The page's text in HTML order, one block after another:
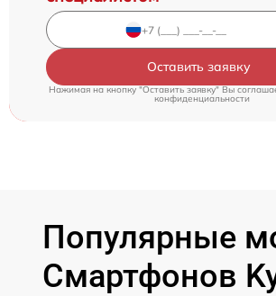
Оставить заявку
Нажимая на кнопку "Оставить заявку" Вы
конфиденциальности
Популярные
Смартфонов